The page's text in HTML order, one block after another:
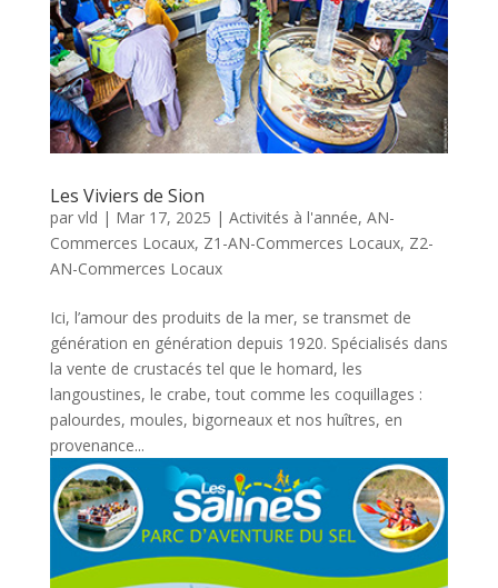
Les Viviers de Sion
par vld | Mar 17, 2025 | Activités à l'année, AN-
Commerces Locaux, Z1-AN-Commerces Locaux, Z2-
AN-Commerces Locaux
Ici, l’amour des produits de la mer, se transmet de
génération en génération depuis 1920. Spécialisés dans
la vente de crustacés tel que le homard, les
langoustines, le crabe, tout comme les coquillages :
palourdes, moules, bigorneaux et nos huîtres, en
provenance...